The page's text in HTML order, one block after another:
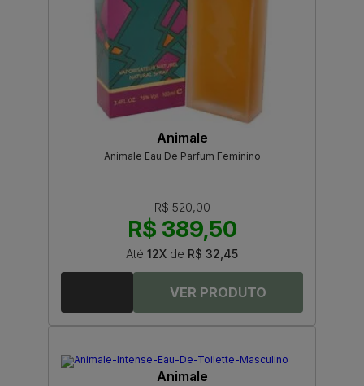
Animale
Animale Eau De Parfum Feminino
R$ 520,00
R$ 389,50
Até 12X de R$ 32,45
Animale